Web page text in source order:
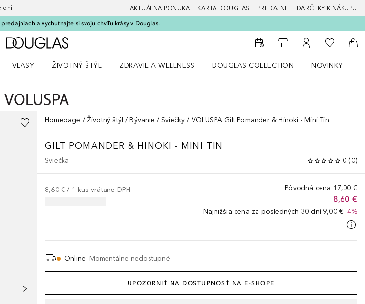
dni AKTUÁLNA PONUKA KARTA DOUGLAS PREDAJNE DARČEKY K NÁKUPU
a vychutnajte si svoju chvíľu krásy v Douglas.
Domov
Do vyhľadávača predajní
Do môjho účtu
Do môjho
Do
VLASY
ŽIVOTNÝ ŠTÝL
ZDRAVIE A WELLNESS
DOUGLAS COLLECTION
NOVINKY
Homepage Životný štýl Bývanie Sviečky VOLUSPA Gilt Pomander & Hinoki - Mini Tin
GILT POMANDER & HINOKI - MINI TIN
Sviečka 0 (0)
Pôvodná cena 17,00 €
8,60 €
Najnižšia cena za posledných 30 dní 9,00 €-4%
8,60 € / 1 kus vrátane DPH
Online: Momentálne nedostupné
UPOZORNIŤ NA DOSTUPNOSŤ NA E-SHOPE